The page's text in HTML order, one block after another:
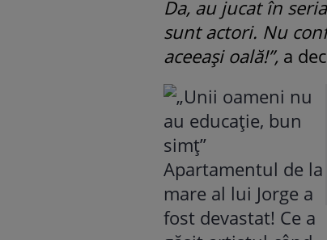
Da, au jucat în
sunt actori. Nu
aceeași oală!”, a